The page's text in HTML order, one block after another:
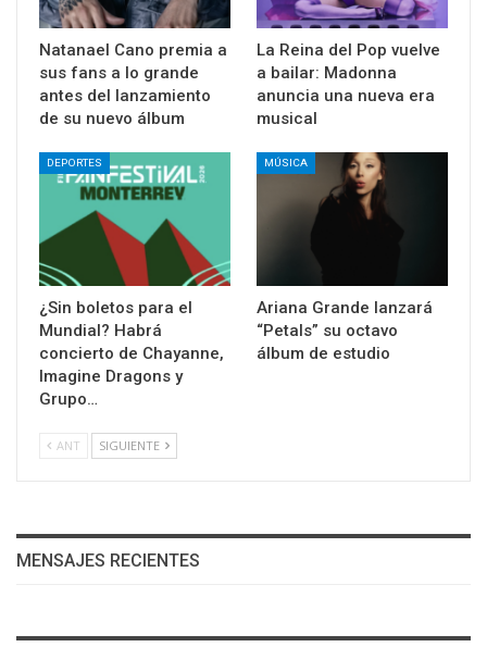
Natanael Cano premia a
sus fans a lo grande
antes del lanzamiento
de su nuevo álbum
La Reina del Pop vuelve
a bailar: Madonna
anuncia una nueva era
musical
DEPORTES
¿Sin boletos para el
Mundial? Habrá
concierto de Chayanne,
Imagine Dragons y
Grupo…
MÚSICA
Ariana Grande lanzará
“Petals” su octavo
álbum de estudio
ANT SIGUIENTE
MENSAJES RECIENTES